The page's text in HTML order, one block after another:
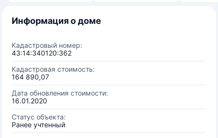
Информация о доме
Кадастровый номер:
43:14:340120:362
Кадастровая стоимость:
164 890,07
Дата обновления стоимости:
16.01.2020
Статус объекта:
Ранее учтенный